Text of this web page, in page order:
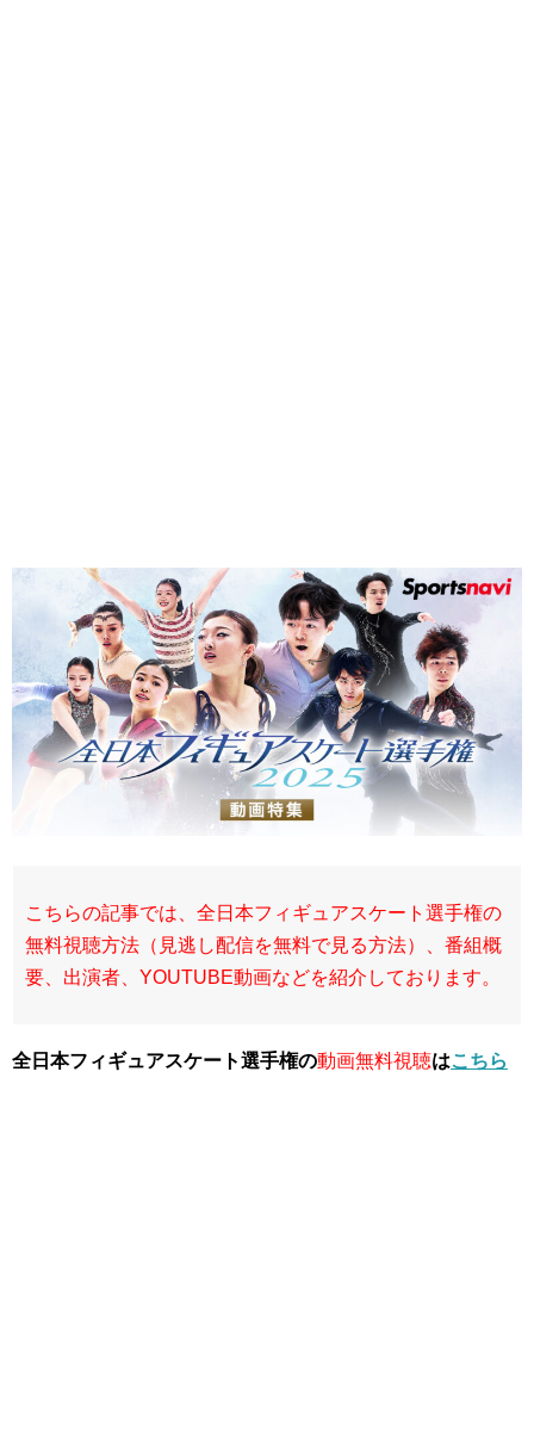
こちらの記事では、全日本フィギュアスケート選手権の
無料視聴方法（見逃し配信を無料で見る方法）、番組概
要、出演者、YOUTUBE動画などを紹介しております。
全日本フィギュアスケート選手権の動画無料視聴はこちら